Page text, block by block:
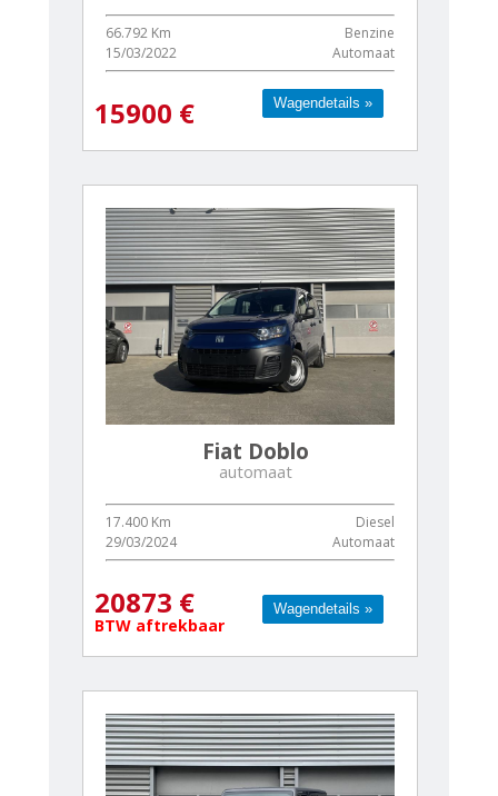
Wagendetails »
66.792 Km
Benzine
15/03/2022
Automaat
15900 € Wagendetails »
Wagendetails »
Fiat Doblo
automaat
17.400 Km
Diesel
29/03/2024
Automaat
20873 €
BTW aftrekbaar
Wagendetails »